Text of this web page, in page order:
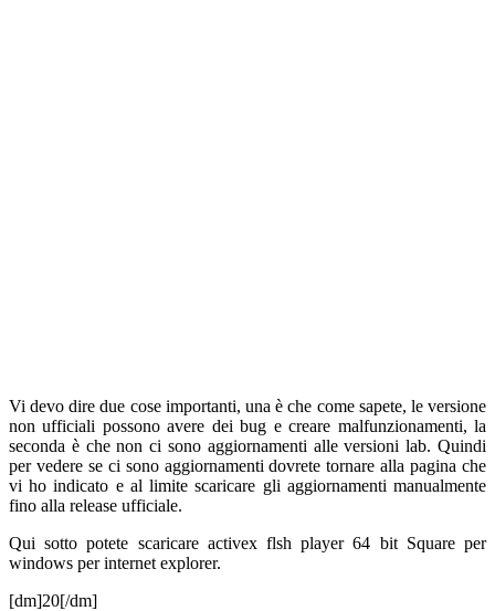
Vi devo dire due cose importanti, una è che come sapete, le versione
non ufficiali possono avere dei bug e creare malfunzionamenti, la
seconda è che non ci sono aggiornamenti alle versioni lab. Quindi
per vedere se ci sono aggiornamenti dovrete tornare alla pagina che
vi ho indicato e al limite scaricare gli aggiornamenti manualmente
fino alla release ufficiale.
Qui sotto potete scaricare activex flsh player 64 bit Square per
windows per internet explorer.
[dm]20[/dm]